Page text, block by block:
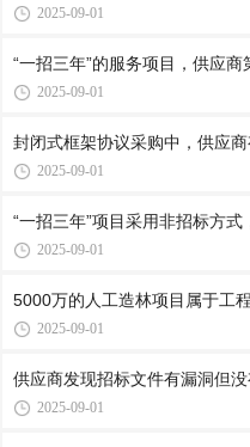
2025-09-01
“一招三年”的服务项目，供应
2025-09-01
封闭式框架协议采购中，供应
2025-09-01
“一招三年”项目采用非招标方
2025-09-01
5000万的人工造林项目属于工
2025-09-01
供应商发现招标文件有漏洞但
2025-09-01